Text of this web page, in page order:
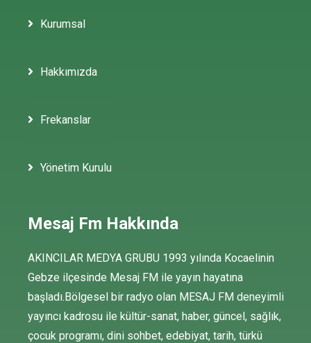
Kurumsal
Hakkımızda
Frekanslar
Yönetim Kurulu
Mesaj Fm Hakkında
AKINCILAR MEDYA GRUBU 1993 yılında Kocaelinin
Gebze ilçesinde Mesaj FM ile yayın hayatına
başladı.Bölgesel bir radyo olan MESAJ FM deneyimli
yayıncı kadrosu ile kültür-sanat, haber, güncel, sağlık,
çocuk programı, dini sohbet, edebiyat, tarih, türkü